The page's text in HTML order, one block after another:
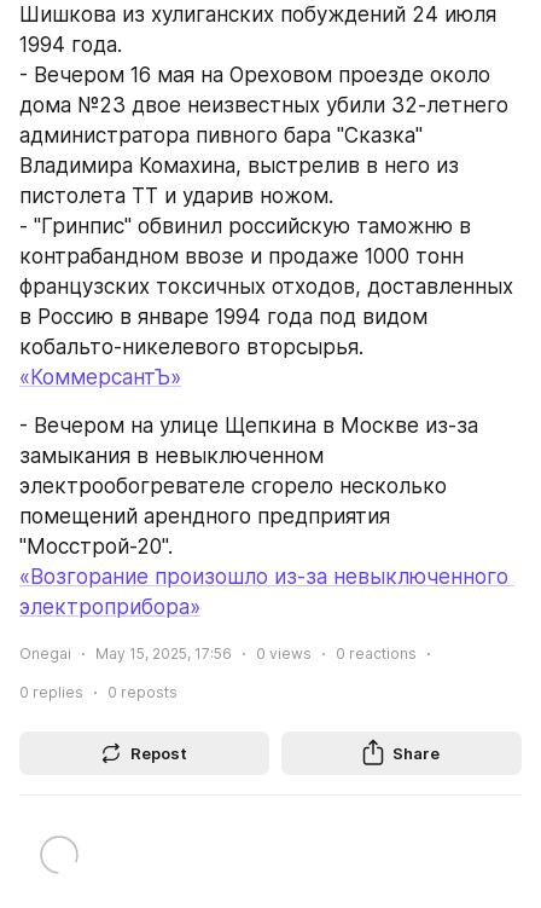
Шишкова из хулиганских побуждений 24 июля
1994 года.
- Вечером 16 мая на Ореховом проезде около
дома №23 двое неизвестных убили 32-летнего
администратора пивного бара "Сказка"
Владимира Комахина, выстрелив в него из
пистолета ТТ и ударив ножом.
- "Гринпис" обвинил российскую таможню в
контрабандном ввозе и продаже 1000 тонн
французских токсичных отходов, доставленных
в Россию в январе 1994 года под видом
кобальто-никелевого вторсырья.
«КоммерсантЪ»
- Вечером на улице Щепкина в Москве из-за
замыкания в невыключенном
электрообогревателе сгорело несколько
помещений арендного предприятия
"Мосстрой-20".
«Возгорание произошло из-за невыключенного
электроприбора»
Onegai May 15, 2025, 17:56 0 views 0 reactions
0 replies 0 reposts
Repost Share